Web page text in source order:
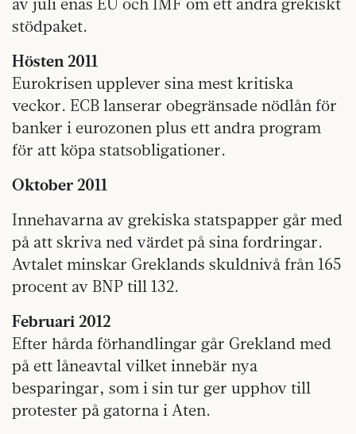
stödpaket.
Hösten 2011
Eurokrisen upplever sina mest kritiska
veckor. ECB lanserar obegränsade nödlån för
banker i eurozonen plus ett andra program
för att köpa statsobligationer.
Oktober 2011
Innehavarna av grekiska statspapper går med
på att skriva ned värdet på sina fordringar.
Avtalet minskar Greklands skuldnivå från 165
procent av BNP till 132.
Februari 2012
Efter hårda förhandlingar går Grekland med
på ett låneavtal vilket innebär nya
besparingar, som i sin tur ger upphov till
protester på gatorna i Aten.